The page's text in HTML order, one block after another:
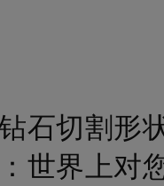
石切割形
世界上对